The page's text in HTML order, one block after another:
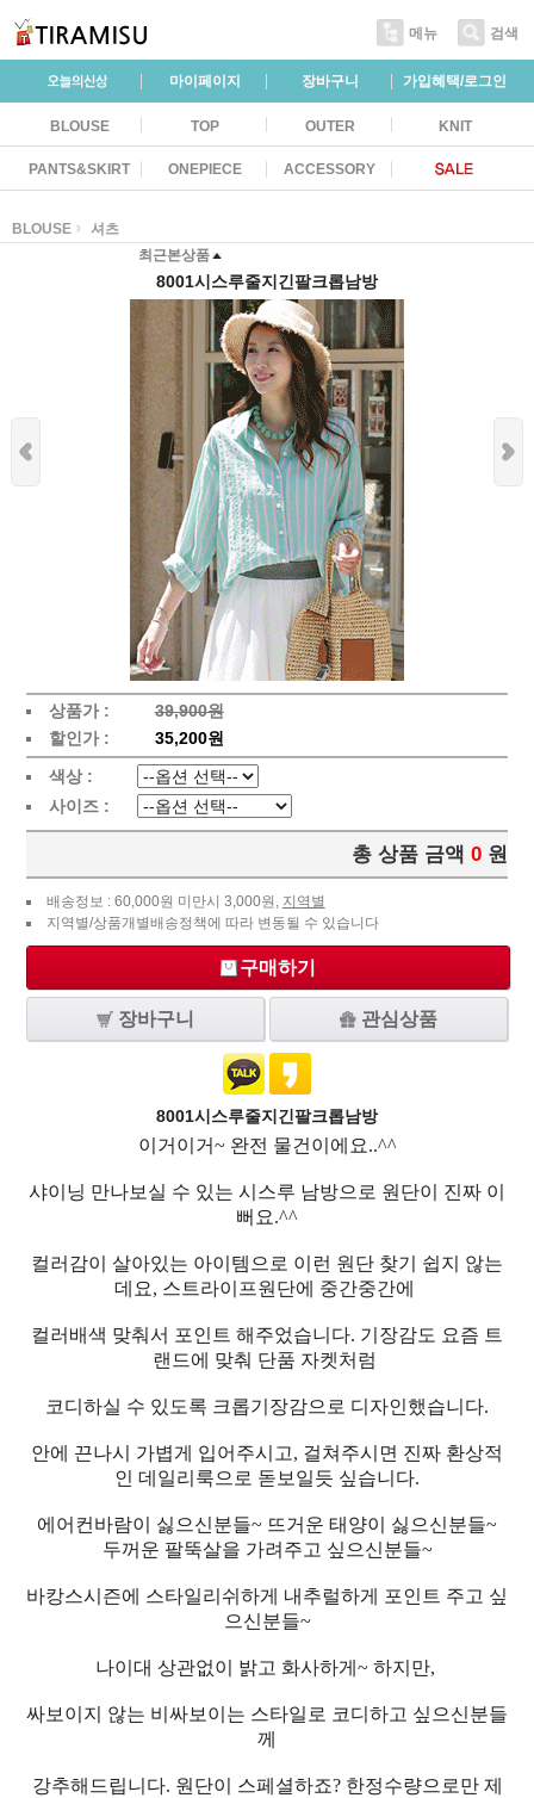
메뉴 검색
마이페이지 장바구니 가입혜택/로그인
BLOUSE TOP OUTER KNIT
PANTS&SKIRT ONEPIECE ACCESSORY
BLOUSE
셔츠
최근본상품
8001시스루줄지긴팔크롭남방
상품가 :
39,900원
할인가 :
35,200원
색상 :
사이즈 :
총 상품 금액 0 원
배송정보 : 60,000원 미만시 3,000원, 지역별
지역별/상품개별배송정책에 따라 변동될 수 있습니다
구매하기
장바구니 관심상품
8001시스루줄지긴팔크롭남방
이거이거~ 완전 물건이에요..^^
샤이닝 만나보실 수 있는 시스루 남방으로 원단이 진짜 이
뻐요.^^
컬러감이 살아있는 아이템으로 이런 원단 찾기 쉽지 않는
데요, 스트라이프원단에 중간중간에
컬러배색 맞춰서 포인트 해주었습니다. 기장감도 요즘 트
랜드에 맞춰 단품 자켓처럼
코디하실 수 있도록 크롭기장감으로 디자인했습니다.
안에 끈나시 가볍게 입어주시고, 걸쳐주시면 진짜 환상적
인 데일리룩으로 돋보일듯 싶습니다.
에어컨바람이 싫으신분들~ 뜨거운 태양이 싫으신분들~
두꺼운 팔뚝살을 가려주고 싶으신분들~
바캉스시즌에 스타일리쉬하게 내추럴하게 포인트 주고 싶
으신분들~
나이대 상관없이 밝고 화사하게~ 하지만,
싸보이지 않는 비싸보이는 스타일로 코디하고 싶으신분들
께
강추해드립니다. 원단이 스페셜하죠? 한정수량으로만 제